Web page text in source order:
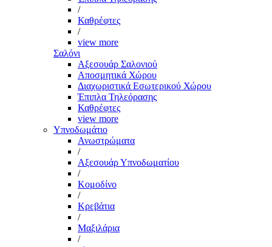
/
Καθρέφτες
/
view more
Σαλόνι
Αξεσουάρ Σαλονιού
Αποσμητικά Χώρου
Διαχωριστικά Εσωτερικού Χώρου
Έπιπλα Τηλεόρασης
Καθρέφτες
view more
Υπνοδωμάτιο
Ανωστρώματα
/
Αξεσουάρ Υπνοδωματίου
/
Κομοδίνο
/
Κρεβάτια
/
Μαξιλάρια
/